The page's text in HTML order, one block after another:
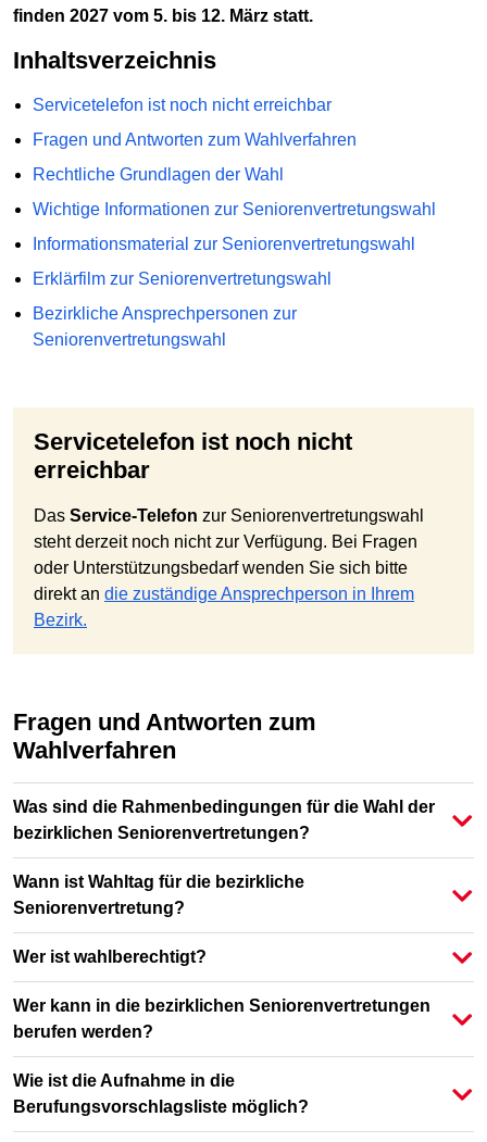
finden 2027 vom 5. bis 12. März statt.
Inhaltsverzeichnis
Servicetelefon ist noch nicht erreichbar
Fragen und Antworten zum Wahlverfahren
Rechtliche Grundlagen der Wahl
Wichtige Informationen zur Seniorenvertretungswahl
Informationsmaterial zur Seniorenvertretungswahl
Erklärfilm zur Seniorenvertretungswahl
Bezirkliche Ansprechpersonen zur
Seniorenvertretungswahl
Servicetelefon ist noch nicht
erreichbar
Das Service-Telefon zur Seniorenvertretungswahl
steht derzeit noch nicht zur Verfügung. Bei Fragen
oder Unterstützungsbedarf wenden Sie sich bitte
direkt an die zuständige Ansprechperson in Ihrem
Bezirk.
Fragen und Antworten zum
Wahlverfahren
Was sind die Rahmenbedingungen für die Wahl der
bezirklichen Seniorenvertretungen?
Wann ist Wahltag für die bezirkliche
Seniorenvertretung?
Wer ist wahlberechtigt?
Wer kann in die bezirklichen Seniorenvertretungen
berufen werden?
Wie ist die Aufnahme in die
Berufungsvorschlagsliste möglich?